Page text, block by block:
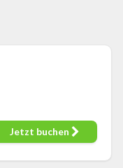
Jetzt buchen